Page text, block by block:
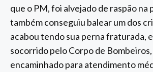
que o PM, foi alvejado de raspão na
também conseguiu balear um dos
acabou tendo sua perna fraturada,
socorrido pelo Corpo de
encaminhado para atendimento